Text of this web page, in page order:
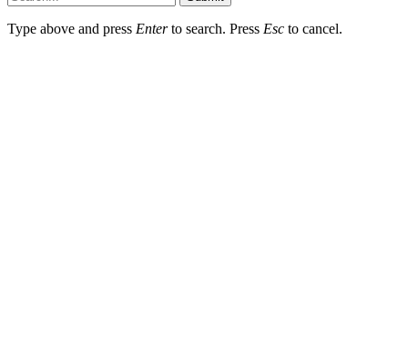
Type above and press Enterto search. Press Esc to cancel.